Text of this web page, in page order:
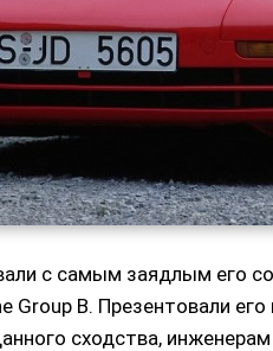
с самым заядлым его
Group B. Презентовали
сходства,